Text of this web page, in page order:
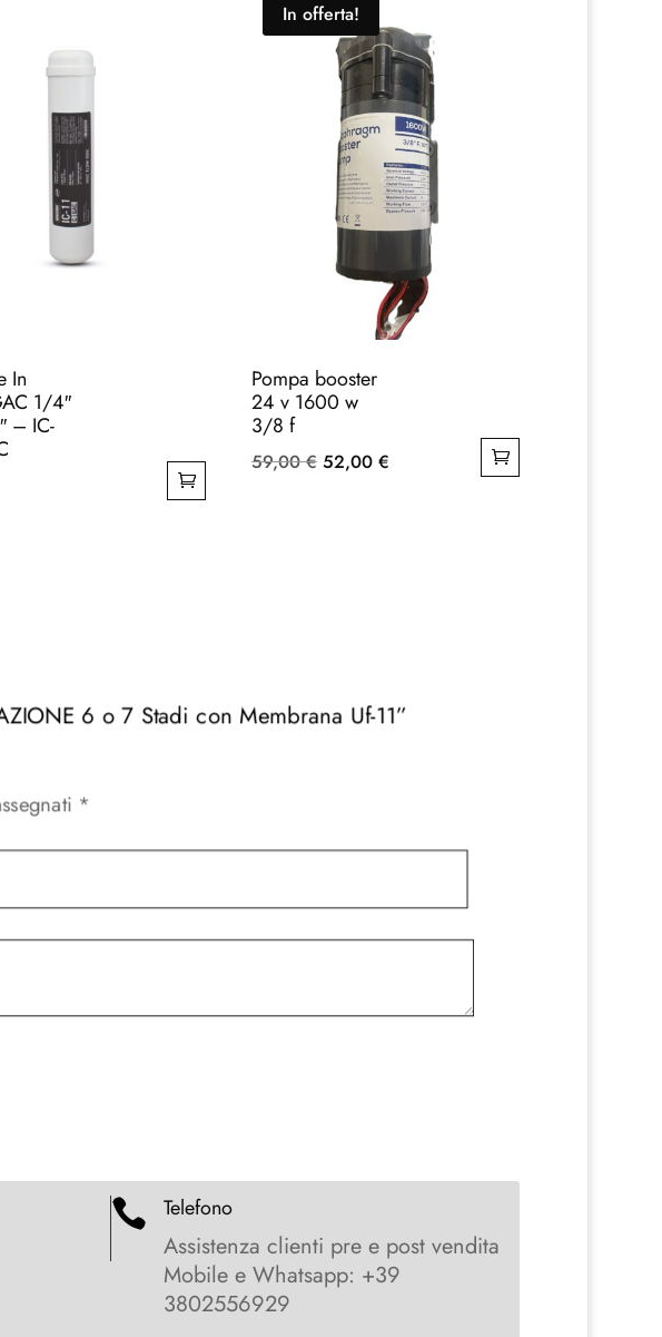
In
1/4″
– IC-
In offerta!
Pompa booster
24 v 1600 w
3/8 f
59,00€ Il
52,00€
6 o 7 Stadi con Membrana Uf-11”
*
 Telefono
Assistenza clienti pre e post vendita
Mobile e Whatsapp: +39
3802556929